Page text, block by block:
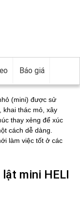
Báo giá
(mini) được sử
khai thác mỏ, xây
thay xẻng để xúc
cách dễ dàng.
làm việc tốt ở các
mini HELI